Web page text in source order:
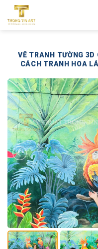
qua
VẼ TRANH TƯỜNG 3D
CÁCH TRANH HOA